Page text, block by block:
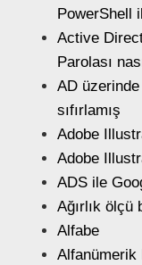
PowerShell
Active
Parolası
AD üzerinde
sıfırlamış
Adobe
Adobe
ADS ile
Ağırlık ölçü
Alfabe
Alfanümerik